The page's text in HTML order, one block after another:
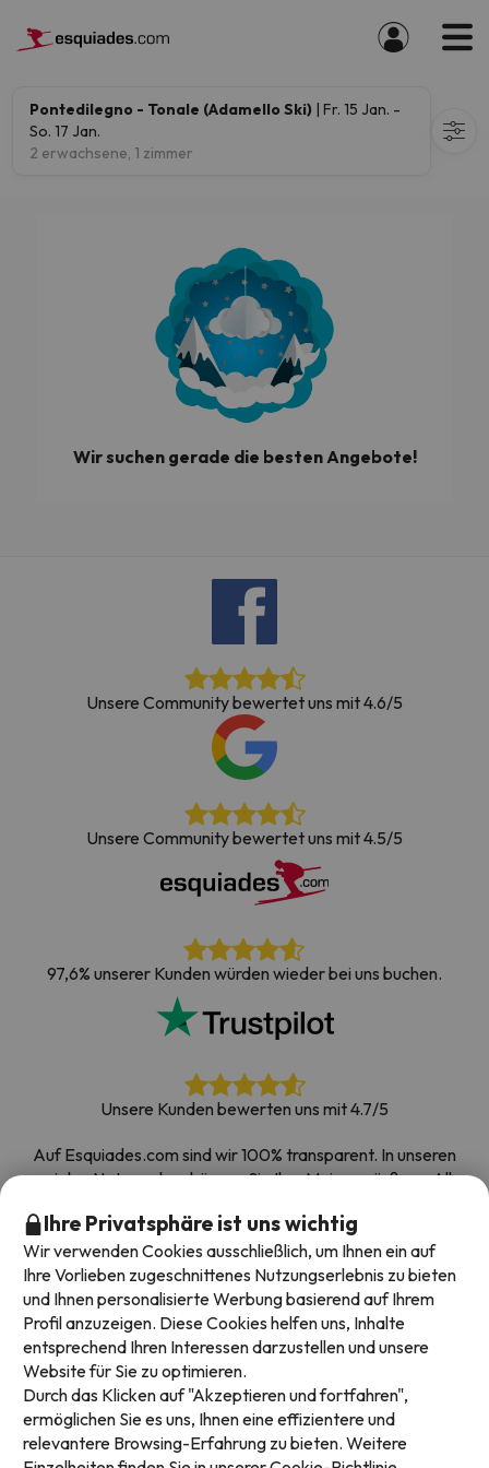
Pontedilegno - Tonale (Adamello Ski) | Fr. 15 Jan. -
So. 17 Jan.
2 erwachsene, 1 zimmer
Wir suchen gerade die besten Angebote!
Unsere Community bewertet uns mit 4.6/5
Unsere Community bewertet uns mit 4.5/5
97,6% unserer Kunden würden wieder bei uns buchen.
Unsere Kunden bewerten uns mit 4.7/5
Auf Esquiades.com sind wir 100% transparent. In unseren
sozialen Netzwerken können Sie Ihre Meinung äußern. Alle
stammen von echten Kunden.
Buchen Sie mit Vertrauen |Über 700.000 Menschen
haben ihren Skiurlaub bei Esquiades.com gebucht
Verfügbare Zahlungsarten
Ihre Privatsphäre ist uns wichtig
Wir verwenden Cookies ausschließlich, um Ihnen ein auf
Ihre Vorlieben zugeschnittenes Nutzungserlebnis zu bieten
und Ihnen personalisierte Werbung basierend auf Ihrem
Profil anzuzeigen. Diese Cookies helfen uns, Inhalte
entsprechend Ihren Interessen darzustellen und unsere
Website für Sie zu optimieren.
Durch das Klicken auf "Akzeptieren und fortfahren",
ermöglichen Sie es uns, Ihnen eine effizientere und
relevantere Browsing-Erfahrung zu bieten. Weitere